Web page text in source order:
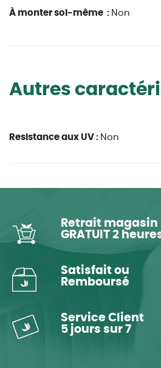
À monter soi-même : Non
Autres
Resistance aux UV : Non
Retrait magasin
GRATUIT 2
Satisfait ou
Remboursé
Service Client
5 jours sur 7